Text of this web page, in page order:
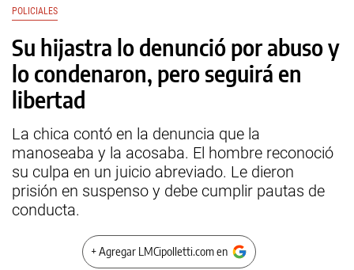
POLICIALES
Su hijastra lo denunció por abuso y
lo condenaron, pero seguirá en
libertad
La chica contó en la denuncia que la
manoseaba y la acosaba. El hombre reconoció
su culpa en un juicio abreviado. Le dieron
prisión en suspenso y debe cumplir pautas de
conducta.
+ Agregar LMCipolletti.com en